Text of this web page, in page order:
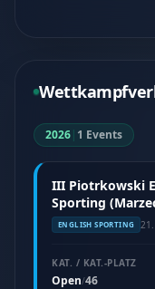
2026| 1 Events
III Piotrkowski
Sporting
ENGLISH SPORTING
KAT. / KAT.-PLATZ
Open/46